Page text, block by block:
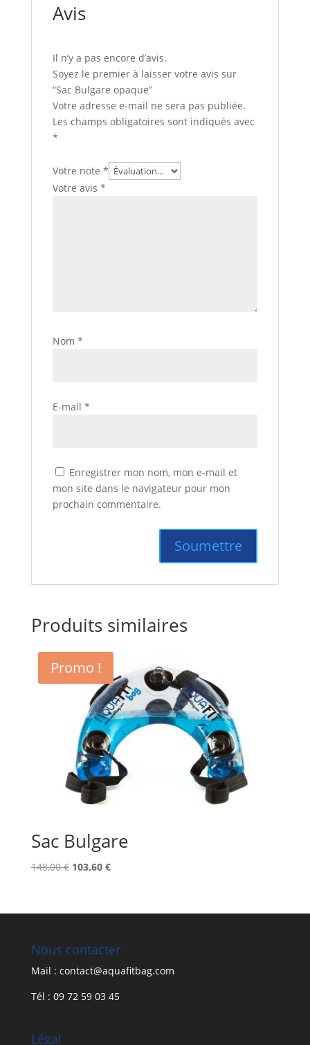
Avis
Il n’y a pas encore d’avis.
Soyez le premier à laisser votre avis sur
“Sac Bulgare opaque”
Votre adresse e-mail ne sera pas publiée.
Les champs obligatoires sont indiqués avec
*
Votre note *
Votre avis *
Nom *
E-mail *
Enregistrer mon nom, mon e-mail et
mon site dans le navigateur pour mon
prochain commentaire.
Produits similaires
Promo !
Sac Bulgare
148,00€ Le
était :
103,60 €Le
est :
Nous contacter
Mail : contact@aquafitbag.com
Tél : 09 72 59 03 45
Légal